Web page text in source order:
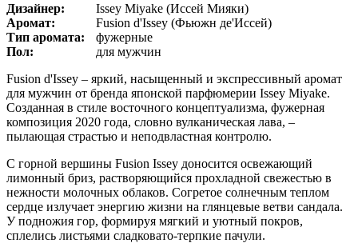
Дизайнер:
Issey Miyake (Иссей Мияки)
Аромат:
Fusion d'Issey (Фьюжн де'Иссей)
Тип аромата:
фужерные
Пол:
для мужчин
Fusion d'Issey – яркий, насыщенный и экспрессивный аромат
для мужчин от бренда японской парфюмерии Issey Miyake.
Созданная в стиле восточного концептуализма, фужерная
композиция 2020 года, словно вулканическая лава, –
пылающая страстью и неподвластная контролю.
С горной вершины Fusion Issey доносится освежающий
лимонный бриз, растворяющийся прохладной свежестью в
нежности молочных облаков. Согретое солнечным теплом
сердце излучает энергию жизни на глянцевые ветви сандала.
У подножия гор, формируя мягкий и уютный покров,
сплелись листьями сладковато-терпкие пачули.